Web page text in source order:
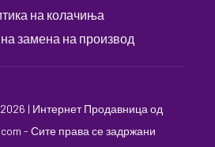
на колачиња
замена на производ
| Интернет Продавница од
- Сите права се задржани